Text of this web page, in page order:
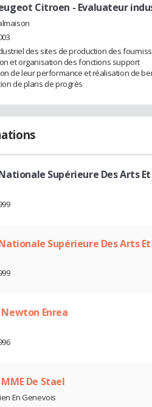
Citroen - Evaluateur
des sites de production des
et organisation des fonctions support
de leur performance et réalisation de
de plans de progrès
Supérieure Des Arts
Supérieure Des Arts
Newton Enrea
De Stael
En Genevois